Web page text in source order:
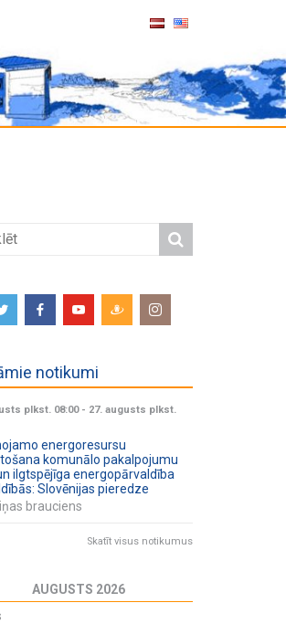
notikumi
plkst. 08:00- 27. augusts plkst.
energoresursu
komunālo pakalpojumu
ilgtspējīga energopārvaldība
Slovēnijas pieredze
brauciens
Skatīt visus notikumus
AUGUSTS 2026